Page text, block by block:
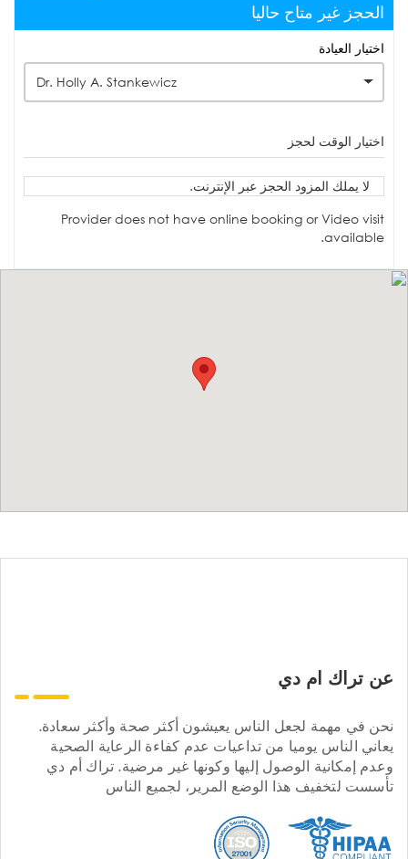
الحجز غير متاح حاليا
اختيار العيادة
Dr. Holly A. Stankewicz
اختيار الوقت لحجز
لا يملك المزود الحجز عبر الإنترنت.
Provider does not have online booking or Video visit
available.
عن تراك ام دي
نحن في مهمة لجعل الناس يعيشون أكثر صحة وأكثر سعادة.
يعاني الناس يوميا من تداعيات عدم كفاءة الرعاية الصحية
وعدم إمكانية الوصول إليها وكونها غير مرضية. تراك أم دي
تأسست لتخفيف هذا الوضع المرير، لجميع الناس